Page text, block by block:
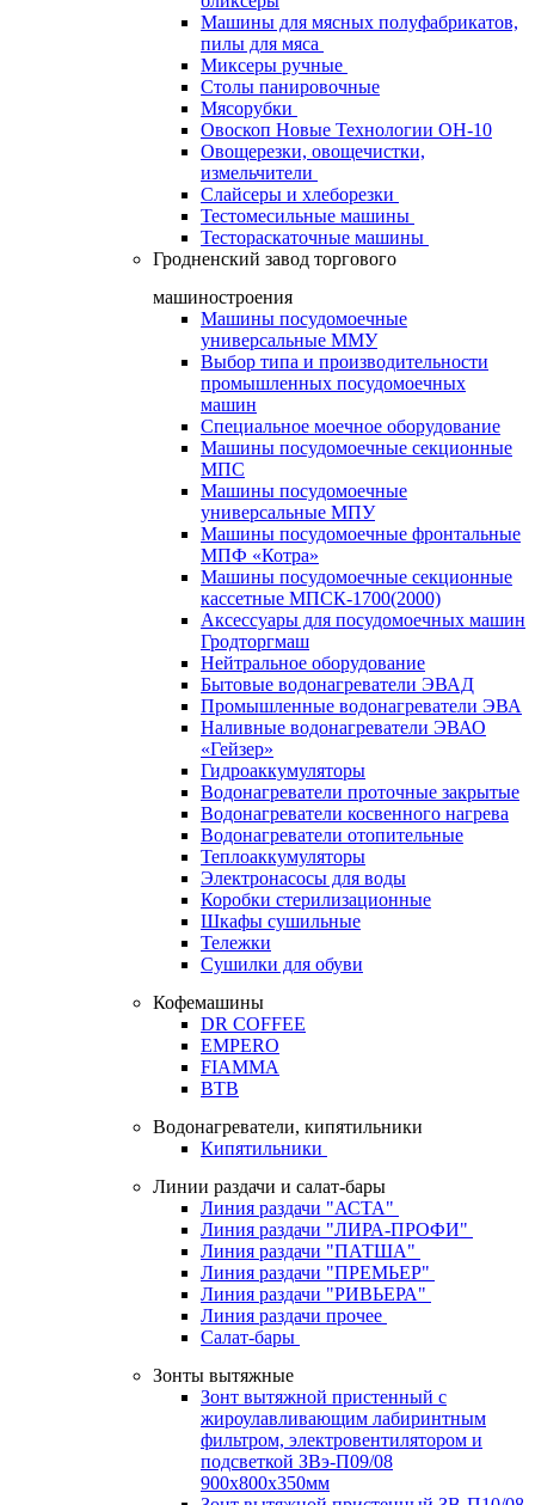
Машины для мясных полуфабрикатов,
пилы для мяса
Миксеры ручные
Столы панировочные
Мясорубки
Овоскоп Новые Технологии ОН-10
Овощерезки, овощечистки,
измельчители
Слайсеры и хлеборезки
Тестомесильные машины
Тестораскаточные машины
Гродненский завод торгового
машиностроения
Машины посудомоечные
универсальные ММУ
Выбор типа и производительности
промышленных посудомоечных
машин
Специальное моечное оборудование
Машины посудомоечные секционные
МПС
Машины посудомоечные
универсальные МПУ
Машины посудомоечные фронтальные
МПФ «Котра»
Машины посудомоечные секционные
кассетные МПСК-1700(2000)
Аксессуары для посудомоечных машин
Гродторгмаш
Нейтральное оборудование
Бытовые водонагреватели ЭВАД
Промышленные водонагреватели ЭВА
Наливные водонагреватели ЭВАО
«Гейзер»
Гидроаккумуляторы
Водонагреватели проточные закрытые
Водонагреватели косвенного нагрева
Водонагреватели отопительные
Теплоаккумуляторы
Электронасосы для воды
Коробки стерилизационные
Шкафы сушильные
Тележки
Сушилки для обуви
Кофемашины
DR COFFEE
EMPERO
FIAMMA
BTB
Водонагреватели, кипятильники
Кипятильники
Линии раздачи и салат-бары
Линия раздачи "АСТА"
Линия раздачи "ЛИРА-ПРОФИ"
Линия раздачи "ПАТША"
Линия раздачи "ПРЕМЬЕР"
Линия раздачи "РИВЬЕРА"
Линия раздачи прочее
Салат-бары
Зонты вытяжные
Зонт вытяжной пристенный с
жироулавливающим лабиринтным
фильтром, электровентилятором и
подсветкой ЗВэ-П09/08
900х800х350мм